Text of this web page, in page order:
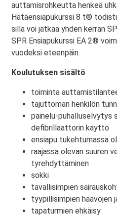
auttamisrohkeutta henkeä
Hätäensiapukurssi 8 t®
sillä voi jatkaa yhden kerran
SPR Ensiapukurssi EA 2®
vuodeksi eteenpäin.
Koulutuksen sisältö
toiminta
tajuttoman henkilön
painelu-puhalluselvytys
defibrillaattorin käyttö
ensiapu tukehtumassa
raajassa olevan suuren
tyrehdyttäminen
sokki
tavallisimpien
tyypillisimpien haavojen
tapaturmien ehkäisy